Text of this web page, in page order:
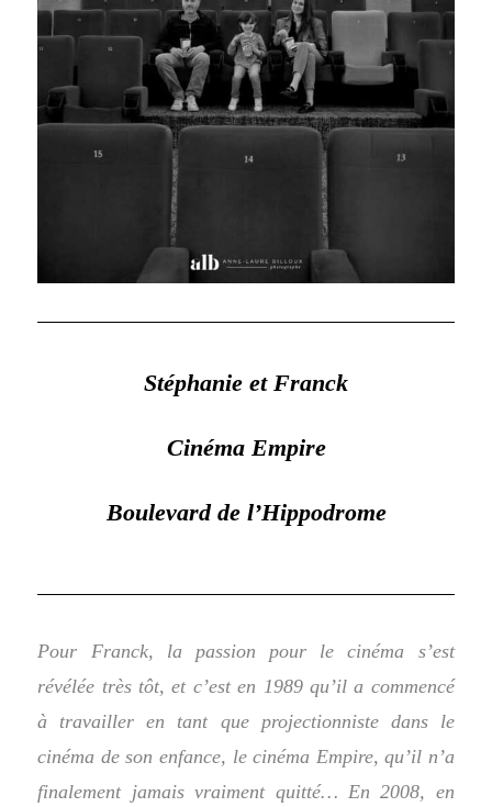
Stéphanie et Franck
Cinéma Empire
Boulevard de l’Hippodrome
Pour Franck, la passion pour le cinéma s’est
révélée très tôt, et c’est en 1989 qu’il a commencé
à travailler en tant que projectionniste dans le
cinéma de son enfance, le cinéma Empire, qu’il n’a
finalement jamais vraiment quitté… En 2008, en